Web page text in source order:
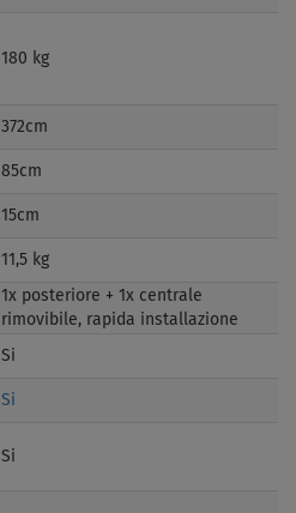
180 kg
372cm
85cm
15cm
11,5 kg
1x posteriore + 1x centrale
rimovibile, rapida installazione
Si
Si
Si